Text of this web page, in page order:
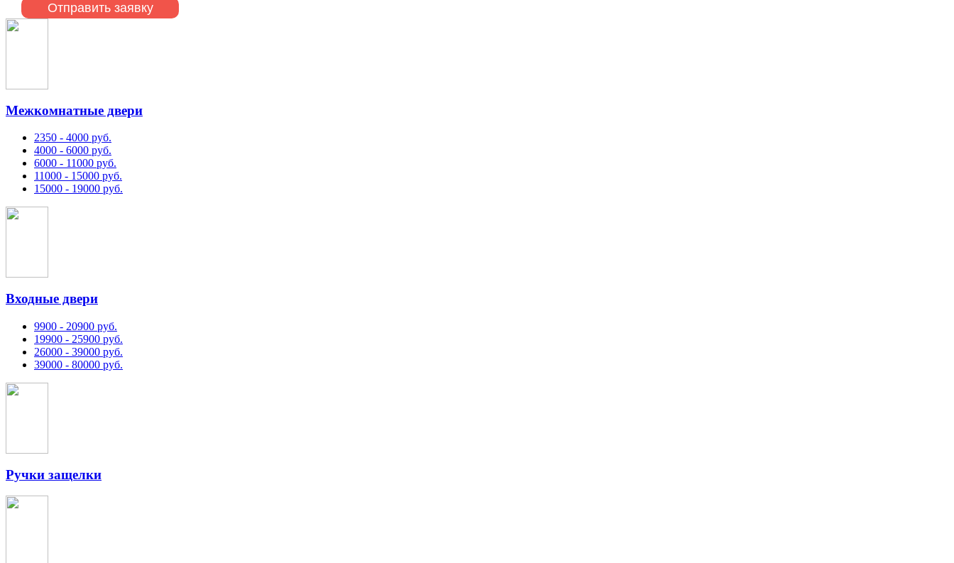
Межкомнатные двери
2350 - 4000 руб.
4000 - 6000 руб.
6000 - 11000 руб.
11000 - 15000 руб.
15000 - 19000 руб.
Входные двери
9900 - 20900 руб.
19900 - 25900 руб.
26000 - 39000 руб.
39000 - 80000 руб.
Ручки защелки